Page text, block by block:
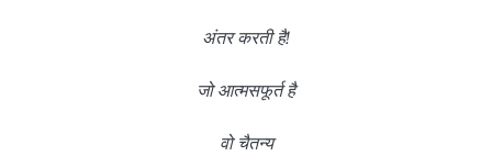
अंतर करती है!
जो आत्मसफूर्त है
वो चैतन्य